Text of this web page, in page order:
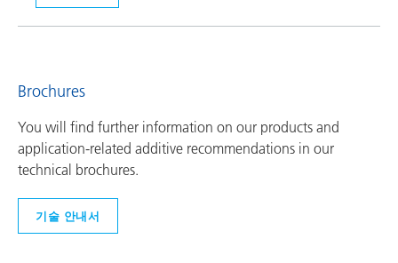
Brochures
You will find further information on our products and
application-related additive recommendations in our
technical brochures.
기술 안내서